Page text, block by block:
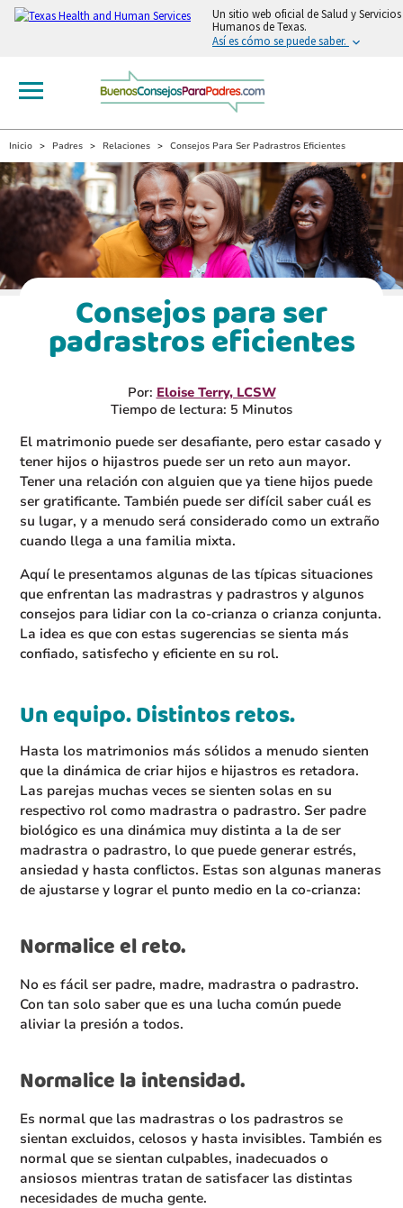
Un sitio web oficial de Salud y Servicios
Humanos de Texas.
Así es cómo se puede saber.
Inicio Padres Relaciones Consejos Para Ser Padrastros Eficientes
Consejos para ser
padrastros eficientes
Por: Eloise Terry, LCSW
Tiempo de lectura: 5 Minutos
El matrimonio puede ser desafiante, pero estar casado y
tener hijos o hijastros puede ser un reto aun mayor.
Tener una relación con alguien que ya tiene hijos puede
ser gratificante. También puede ser difícil saber cuál es
su lugar, y a menudo será considerado como un extraño
cuando llega a una familia mixta.
Aquí le presentamos algunas de las típicas situaciones
que enfrentan las madrastras y padrastros y algunos
consejos para lidiar con la co-crianza o crianza conjunta.
La idea es que con estas sugerencias se sienta más
confiado, satisfecho y eficiente en su rol.
Un equipo. Distintos retos.
Hasta los matrimonios más sólidos a menudo sienten
que la dinámica de criar hijos e hijastros es retadora.
Las parejas muchas veces se sienten solas en su
respectivo rol como madrastra o padrastro. Ser padre
biológico es una dinámica muy distinta a la de ser
madrastra o padrastro, lo que puede generar estrés,
ansiedad y hasta conflictos. Estas son algunas maneras
de ajustarse y lograr el punto medio en la co-crianza:
Normalice el reto.
No es fácil ser padre, madre, madrastra o padrastro.
Con tan solo saber que es una lucha común puede
aliviar la presión a todos.
Normalice la intensidad.
Es normal que las madrastras o los padrastros se
sientan excluidos, celosos y hasta invisibles. También es
normal que se sientan culpables, inadecuados o
ansiosos mientras tratan de satisfacer las distintas
necesidades de mucha gente.